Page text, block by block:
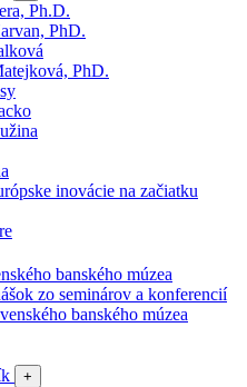
Ph.D.
PhD.
PhD.
inovácie na začiatku
banského múzea
zo seminárov a konferencií
banského múzea
+